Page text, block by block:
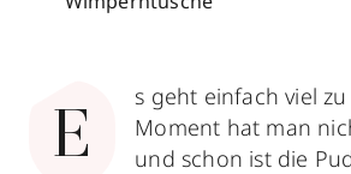
E
s geht einfach viel
Moment hat man
und schon ist die